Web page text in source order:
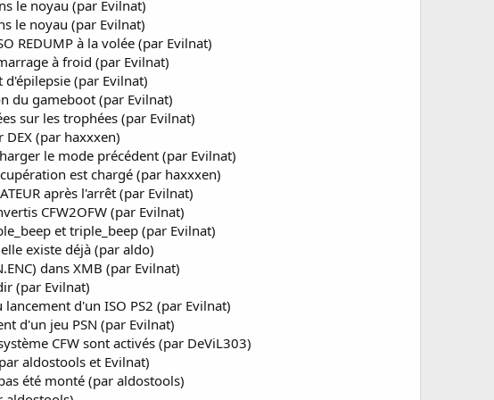
le noyau (par Evilnat)
le noyau (par Evilnat)
REDUMP à la volée (par Evilnat)
à froid (par Evilnat)
(par Evilnat)
du gameboot (par Evilnat)
sur les trophées (par Evilnat)
(par haxxxen)
le mode précédent (par Evilnat)
est chargé (par haxxxen)
après l'arrêt (par Evilnat)
CFW2OFW (par Evilnat)
et triple_beep (par Evilnat)
existe déjà (par aldo)
dans XMB (par Evilnat)
(par Evilnat)
d'un ISO PS2 (par Evilnat)
d'un jeu PSN (par Evilnat)
CFW sont activés (par DeViL303)
aldostools et Evilnat)
été monté (par aldostools)